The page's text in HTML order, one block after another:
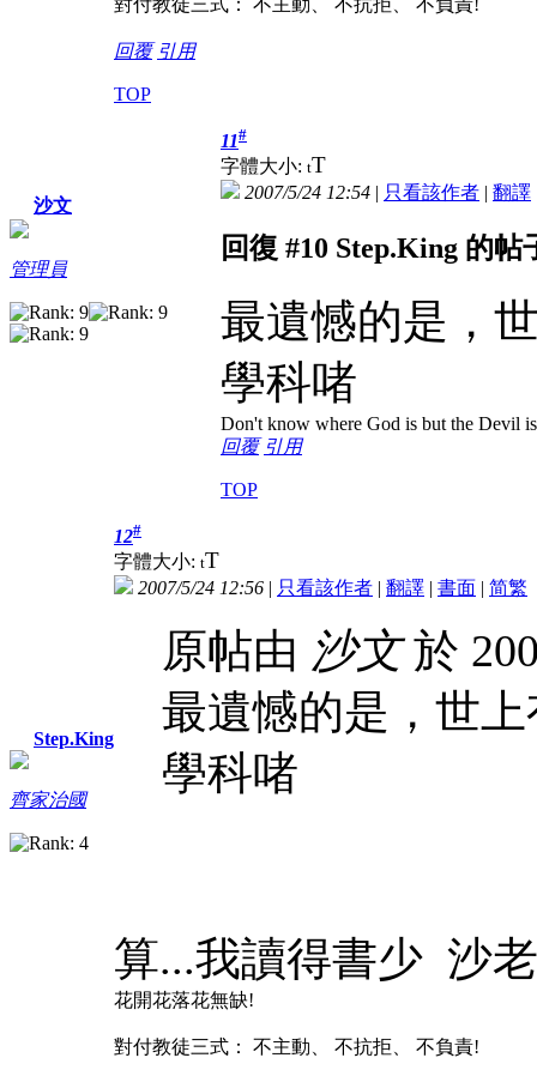
對付教徒三式： 不主動、 不抗拒、 不負責!
回覆 引用
TOP
沙文
管理員
11#
字體大小: tT
2007/5/24 12:54 | 只看該作者 | 翻譯
回復 #10 Step.King 的帖
最遺憾的是，
學科啫
Don't know where God is but the Devil
回覆 引用
TOP
Step.King
齊家治國
12#
字體大小: tT
2007/5/24 12:56 | 只看該作者 | 翻譯 | 書面 | 简繁
原帖由 沙文於
最遺憾的是，世上
學科啫
算...我讀得書少 沙
花開花落花無缺!
對付教徒三式： 不主動、 不抗拒、 不負責!